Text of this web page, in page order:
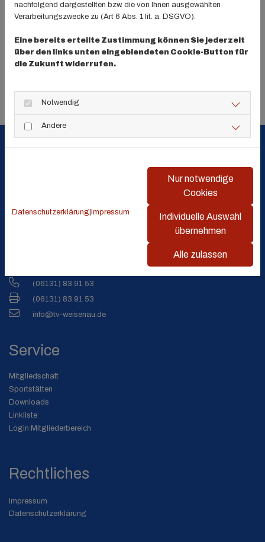
08. Mai 2026
Uhrzeit
Turnverein 1846 Mainz-Weisenau
e.V.
(06131) 83 91 53
(06131) 83 91 53
info@tv-weisenau.de
Service
Mitgliedschaft
Sportstätten
Downloads
Linkliste
Login Mitgliederbereich
Rechtliches
Impressum
Datenschutzerklärung
nachfolgend dargestellten bzw. die von Ihnen ausgewählten
Verarbeitungszwecke zu (Art 6 Abs. 1 lit. a. DSGVO).
Eine bereits erteilte Zustimmung können Sie jederzeit
über den links unten eingeblendeten Cookie-Button für
die Zukunft widerrufen.
Notwendig
Andere
Datenschutzerklärung Impressum
Nur notwendige
Cookies
Individuelle Auswahl
übernehmen
Alle zulassen